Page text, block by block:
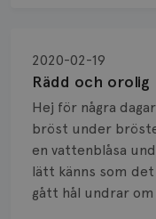
Rädd och orolig
2020-02-19
Hej för några
bröst under
en vattenblåsa
lätt känns som
gått hål undrar om
Biopsi
Biverkningar
Bröstvårta
Knöl